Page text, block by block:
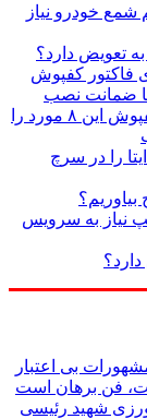
شمع خودرو نیاز
تعویض دارد؟
فاکتور کفپوش
قبل از امضای فاکتور کفپوش این ۸ مورد را
را در سرچ
بیاوریم؟
نیاز به سرویس
بی اعتبار
فن برهان است
شهید رئیسی